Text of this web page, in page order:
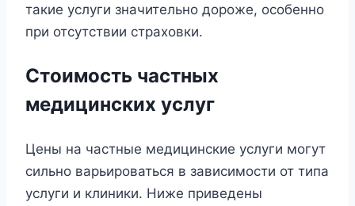
такие услуги значительно дороже, особенно
при отсутствии страховки.
Стоимость частных
медицинских услуг
Цены на частные медицинские услуги могут
сильно варьироваться в зависимости от типа
услуги и клиники. Ниже приведены